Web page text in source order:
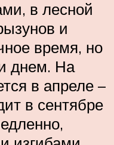
в лесной
и
время, но
днем. На
в апреле –
в сентябре